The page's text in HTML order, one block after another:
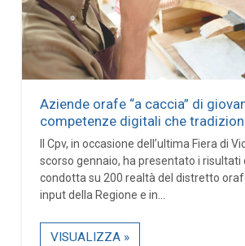
Aziende orafe “a caccia” di
competenze digitali che
Il Cpv, in occasione dell’ultima Fiera di
scorso gennaio, ha presentato i risultati
condotta su 200 realtà del distretto
input della Regione e in...
VISUALIZZA »